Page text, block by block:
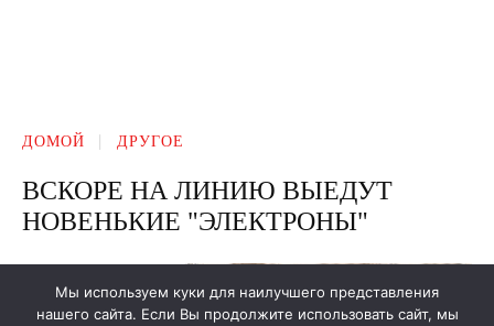
Мы используем куки для наилучшего представления
нашего сайта. Если Вы продолжите использовать сайт, мы